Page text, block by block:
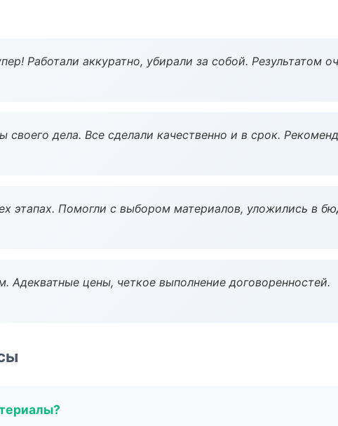
Работали аккуратно, убирали за собой. Результатом
своего дела. Все сделали качественно и в срок.
этапах. Помогли с выбором материалов, уложились в
Адекватные цены, четкое выполнение договоренностей.